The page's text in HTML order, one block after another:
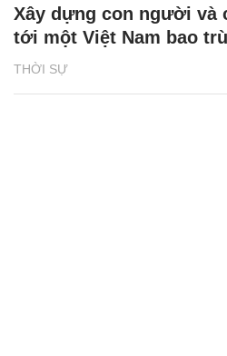
THỜI SỰ
Xây dựng con người và
tới một Việt Nam bao